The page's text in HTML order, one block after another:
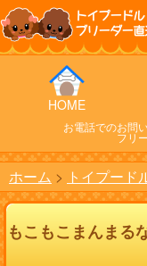
トイプード
ブリーダー
HOME
お電話でのお問
フリ
ホーム トイプード
もこもこまんまる